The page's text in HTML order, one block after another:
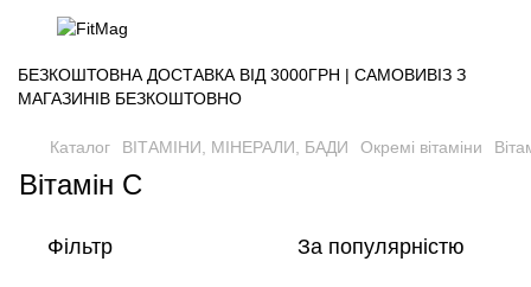
БЕЗКОШТОВНА ДОСТАВКА ВІД 3000ГРН | САМОВИВІЗ З
МАГАЗИНІВ БЕЗКОШТОВНО
Каталог ВІТАМІНИ, МІНЕРАЛИ, БАДИ Окремі вітаміни
Вітамін C
Фільтр За популярністю